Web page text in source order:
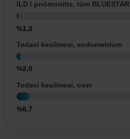
ILD / pnömonitis, tüm BLUESTAR
%1,0
Tedavi kesilmesi, endometrium
%2,0
Tedavi kesilmesi, over
%6,7